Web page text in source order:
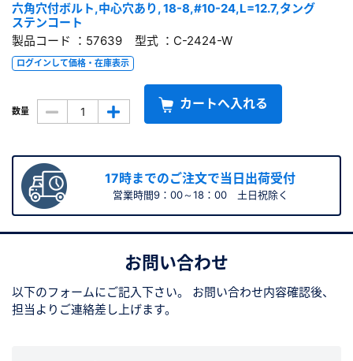
六角穴付ボルト,中心穴あり, 18-8,#10-24,L=12.7,タング
ステンコート
製品コード ：57639 型式 ：C-2424-W
ログインして価格・在庫表示
数量 カートへ入れる
17時までのご注文で当日出荷受付
営業時間9：00～18：00 土日祝除く
お問い合わせ
以下のフォームにご記入下さい。
お問い合わせ内容確認後、
担当よりご連絡差し上げます。